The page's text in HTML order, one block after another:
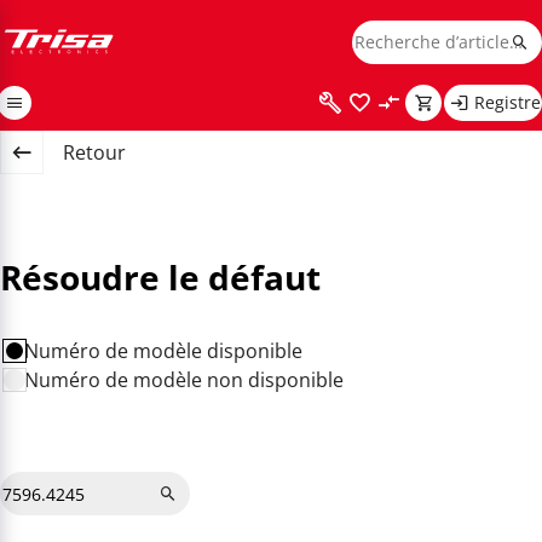
Registre
Retour
Résoudre le défaut
Numéro de modèle disponible
Numéro de modèle non disponible